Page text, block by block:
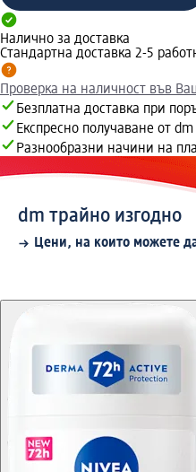
Налично за доставка
Стандартна доставка 2-5
Проверка на наличност във
Безплатна доставка при
Експресно получаване от
Разнообразни начини на
dm трайно изгодно
Цени, на които можете